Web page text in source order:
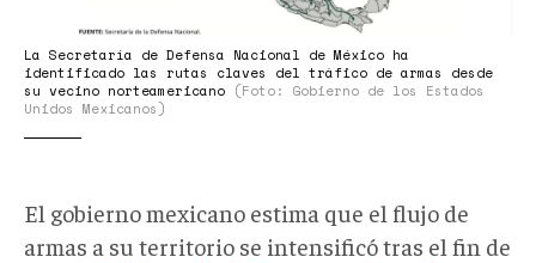
La Secretaría de Defensa Nacional de México ha
identificado las rutas claves del tráfico de armas desde
su vecino norteamericano (Foto: Gobierno de los Estados
Unidos Mexicanos)
El gobierno mexicano estima que el flujo de
armas a su territorio se intensificó tras el fin de